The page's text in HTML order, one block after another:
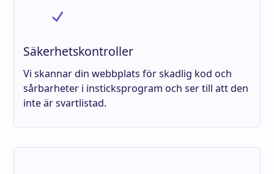
Säkerhetskontroller
Vi skannar din webbplats för skadlig kod och
sårbarheter i insticksprogram och ser till att den
inte är svartlistad.